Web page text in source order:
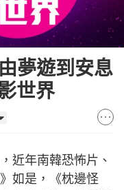
夢遊到安息
世界
年南韓恐怖片、
如是，《枕邊怪